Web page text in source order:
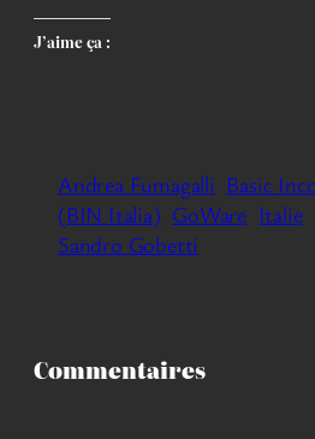
J’aime ça :
Andrea Fumagalli Basic
(BIN Italia) GoWare Italie
Sandro Gobetti
Commentaires